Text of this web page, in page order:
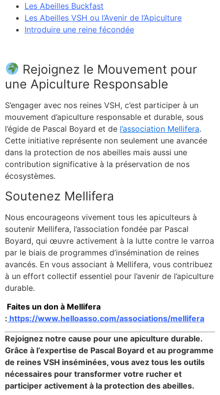
Les Abeilles Buckfast
Les Abeilles VSH ou l’Avenir de l’Apiculture
Introduire une reine fécondée
Rejoignez le Mouvement pour
une Apiculture Responsable
S’engager avec nos reines VSH, c’est participer à un
mouvement d’apiculture responsable et durable, sous
l’égide de Pascal Boyard et de l’association Mellifera.
Cette initiative représente non seulement une avancée
dans la protection de nos abeilles mais aussi une
contribution significative à la préservation de nos
écosystèmes.
Soutenez Mellifera
Nous encourageons vivement tous les apiculteurs à
soutenir Mellifera, l’association fondée par Pascal
Boyard, qui œuvre activement à la lutte contre le varroa
par le biais de programmes d’insémination de reines
avancés. En vous associant à Mellifera, vous contribuez
à un effort collectif essentiel pour l’avenir de l’apiculture
durable.
Faites un don à Mellifera
: https://www.helloasso.com/associations/mellifera
Rejoignez notre cause pour une apiculture durable.
Grâce à l’expertise de Pascal Boyard et au programme
de reines VSH inséminées, vous avez tous les outils
nécessaires pour transformer votre rucher et
participer activement à la protection des abeilles.